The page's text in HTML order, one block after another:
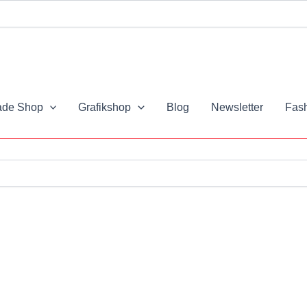
Shop Grafikshop Blog Newsletter